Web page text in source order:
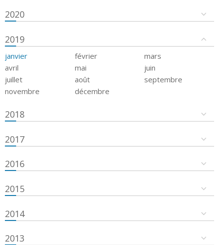
2020
2019
janvier février
mars
avril
mai
juin
juillet
août
septembre
novembre
décembre
2018
2017
2016
2015
2014
2013